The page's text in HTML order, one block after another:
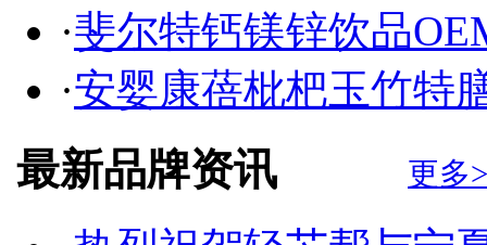
·斐尔特钙镁锌饮品
·安婴康蓓枇杷玉竹特
最新品牌资讯 更多